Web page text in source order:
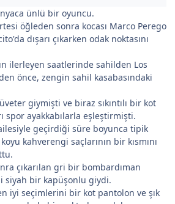
ünlü bir oyuncu.
öğleden sonra kocası Marco Perego
dışarı çıkarken odak noktasını
ilerleyen saatlerinde sahilden Los
önce, zengin sahil kasabasındaki
giymişti ve biraz sıkıntılı bir kot
spor ayakkabılarla eşleştirmişti.
geçirdiği süre boyunca tipik
kahverengi saçlarının bir kısmını
çıkarılan gri bir bombardıman
siyah bir kapüşonlu giydi.
iyi seçimlerini bir kot pantolon ve şık